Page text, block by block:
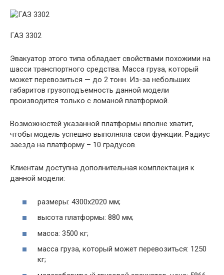
ГАЗ 3302
Эвакуатор этого типа обладает свойствами похожими на
шасси транспортного средства. Масса груза, который
может перевозиться — до 2 тонн. Из-за небольших
габаритов грузоподъемность данной модели
производится только с ломаной платформой.
Возможностей указанной платформы вполне хватит,
чтобы модель успешно выполняла свои функции. Радиус
заезда на платформу – 10 градусов.
Клиентам доступна дополнительная комплектация к
данной модели:
размеры: 4300х2020 мм;
высота платформы: 880 мм;
масса: 3500 кг;
масса груза, который может перевозиться: 1250
кг;